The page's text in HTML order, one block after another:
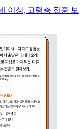
이상, 고령층 집중 보